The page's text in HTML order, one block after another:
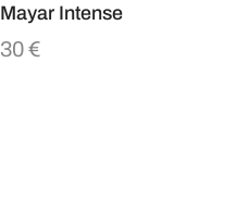
Mayar Intense
30€